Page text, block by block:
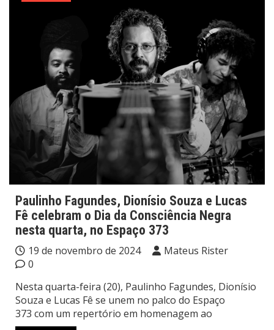
Paulinho Fagundes, Dionísio Souza e Lucas
Fê celebram o Dia da Consciência Negra
nesta quarta, no Espaço 373
19 de novembro de 2024
Mateus Rister
0
Nesta quarta-feira (20), Paulinho Fagundes, Dionísio
Souza e Lucas Fê se unem no palco do Espaço
373 com um repertório em homenagem ao